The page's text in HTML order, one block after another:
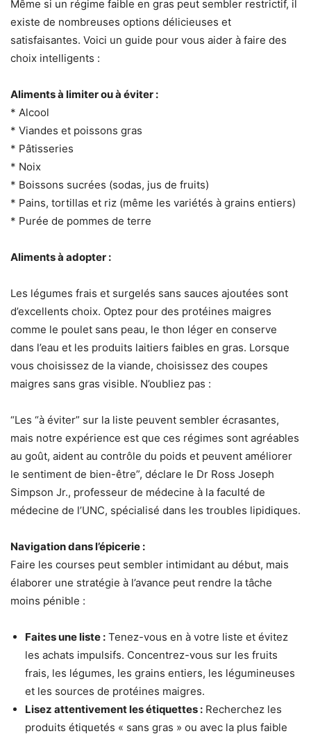
Même si un régime faible en gras peut sembler restrictif, il
existe de nombreuses options délicieuses et
satisfaisantes. Voici un guide pour vous aider à faire des
choix intelligents :
Aliments à limiter ou à éviter :
* Alcool
* Viandes et poissons gras
* Pâtisseries
* Noix
* Boissons sucrées (sodas, jus de fruits)
* Pains, tortillas et riz (même les variétés à grains entiers)
* Purée de pommes de terre
Aliments à adopter :
Les légumes frais et surgelés sans sauces ajoutées sont
d’excellents choix. Optez pour des protéines maigres
comme le poulet sans peau, le thon léger en conserve
dans l’eau et les produits laitiers faibles en gras. Lorsque
vous choisissez de la viande, choisissez des coupes
maigres sans gras visible. N’oubliez pas :
“Les “à éviter” sur la liste peuvent sembler écrasantes,
mais notre expérience est que ces régimes sont agréables
au goût, aident au contrôle du poids et peuvent améliorer
le sentiment de bien-être”, déclare le Dr Ross Joseph
Simpson Jr., professeur de médecine à la faculté de
médecine de l’UNC, spécialisé dans les troubles lipidiques.
Navigation dans l’épicerie :
Faire les courses peut sembler intimidant au début, mais
élaborer une stratégie à l’avance peut rendre la tâche
moins pénible :
Faites une liste : Tenez-vous en à votre liste et évitez
les achats impulsifs. Concentrez-vous sur les fruits
frais, les légumes, les grains entiers, les légumineuses
et les sources de protéines maigres.
Lisez attentivement les étiquettes : Recherchez les
produits étiquetés « sans gras » ou avec la plus faible